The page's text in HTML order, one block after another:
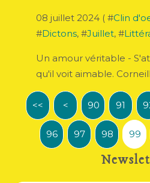
08 juillet 2024 ( #Clin
#Dictons, #Juillet, #
Un amour véritable -
qu'il voit aimable.
<< < 10
20
30
40
50
60
70
80
90 91
96 97 98 99